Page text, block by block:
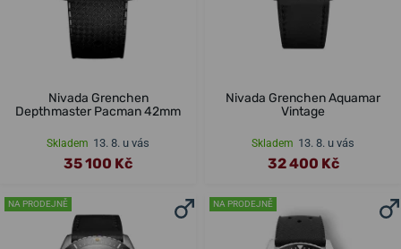
Nivada Grenchen
Depthmaster Pacman 42mm
Skladem 13. 8. u vás
35 100 Kč
Nivada Grenchen Aquamar
Vintage
Skladem 13. 8. u vás
32 400 Kč
NA PRODEJNĚ NA PRODEJNĚ